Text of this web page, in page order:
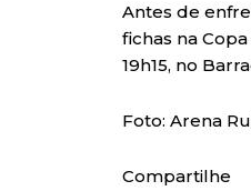
Antes de
fichas na
19h15, no
Foto: Arena
Compartilhe